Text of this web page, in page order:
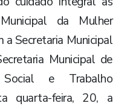
da Mulher
a Secretaria Municipal
Municipal de
Social e Trabalho
quarta-feira, 20, a